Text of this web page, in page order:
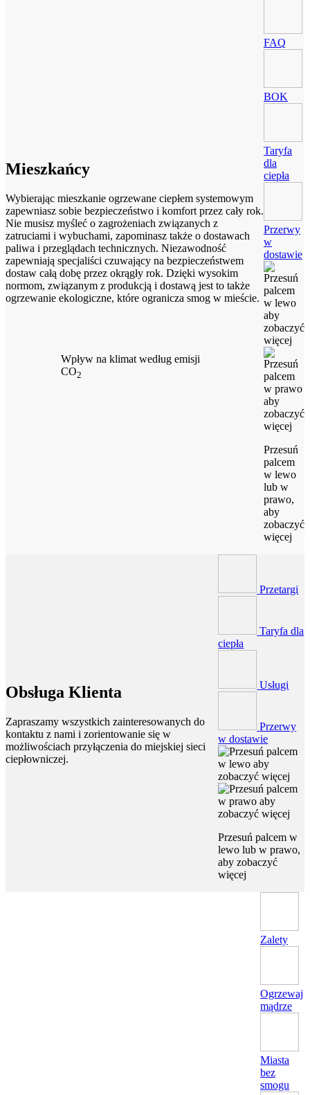
Mieszkańcy
Wybierając mieszkanie ogrzewane ciepłem systemowym
zapewniasz sobie bezpieczeństwo i komfort przez cały rok.
Nie musisz myśleć o zagrożeniach związanych z
zatruciami i wybuchami, zapominasz także o dostawach
paliwa i przeglądach technicznych. Niezawodność
zapewniają specjaliści czuwający na bezpieczeństwem
dostaw całą dobę przez okrągły rok. Dzięki wysokim
normom, związanym z produkcją i dostawą jest to także
ogrzewanie ekologiczne, które ogranicza smog w mieście.
Wpływ na klimat według emisji
CO2
FAQ
BOK
Taryfa
dla
ciepła
Przerwy
w
dostawie
Przesuń
palcem
w lewo
lub w
prawo,
aby
zobaczyć
więcej
Obsługa Klienta
Zapraszamy wszystkich zainteresowanych do
kontaktu z nami i zorientowanie się w
możliwościach przyłączenia do miejskiej sieci
ciepłowniczej.
Przetargi
Taryfa dla
ciepła
Usługi
Przerwy
w dostawie
Przesuń palcem w
lewo lub w prawo,
aby zobaczyć
więcej
Zalety
Ogrzewaj
mądrze
Miasta
bez
smogu